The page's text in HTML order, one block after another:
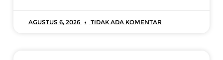
Agustus 6, 2026 Tidak ada komentar